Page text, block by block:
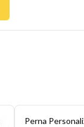
6%
Perna